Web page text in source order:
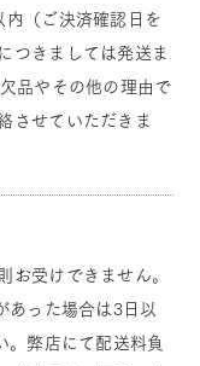
（ご決済確認日を
つきましては発送ま
品やその他の理由で
させていただきま
お受けできません。
あった場合は3日以
。弊店にて配送料負